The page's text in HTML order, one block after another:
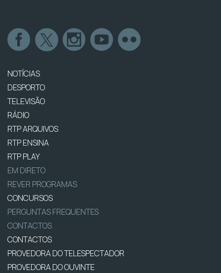
NOTÍCIAS
DESPORTO
TELEVISÃO
RÁDIO
RTP ARQUIVOS
RTP ENSINA
RTP PLAY
EM DIRETO
REVER PROGRAMAS
CONCURSOS
PERGUNTAS FREQUENTES
CONTACTOS
CONTACTOS
PROVEDORA DO TELESPECTADOR
PROVEDORA DO OUVINTE